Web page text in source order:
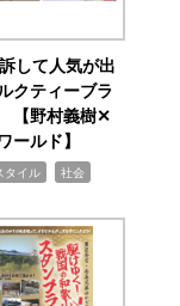
して人気が出
クティーブラ
野村義樹✕
ールド】
タイル 社会